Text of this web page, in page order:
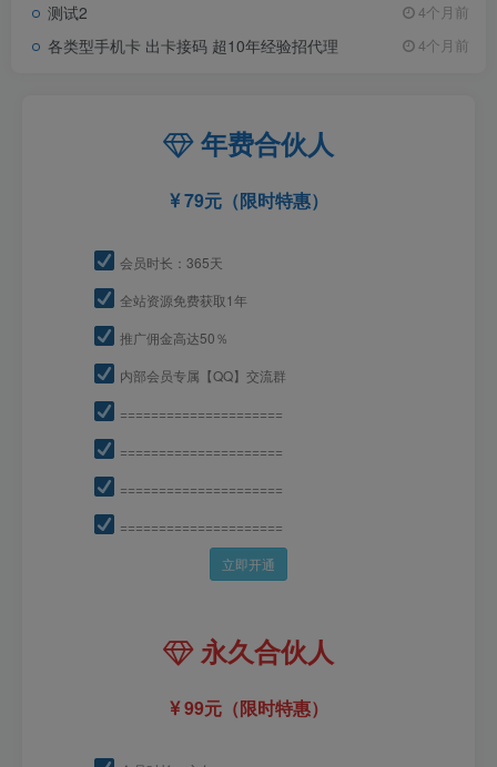
测试2 4个月前
各类型手机卡 出卡接码 超10年经验招代理 4个月前
年费合伙人
79元（限时特惠）
会员时长：365天
全站资源免费获取1年
推广佣金高达50％
内部会员专属【QQ】交流群
=====================
=====================
=====================
=====================
立即开通
永久合伙人
99元（限时特惠）